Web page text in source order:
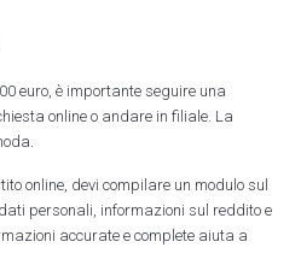
euro, è importante seguire una
online o andare in filiale. La
online, devi compilare un modulo sul
personali, informazioni sul reddito e
accurate e complete aiuta a